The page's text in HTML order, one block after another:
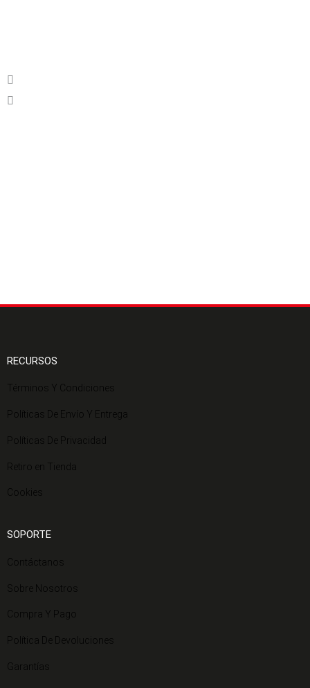
RECURSOS
Términos Y Condiciones
Políticas De Envío Y Entrega
Políticas De Privacidad
Retiro en Tienda
Cookies
SOPORTE
Contáctanos
Sobre Nosotros
Compra Y Pago
Política De Devoluciones
Garantías